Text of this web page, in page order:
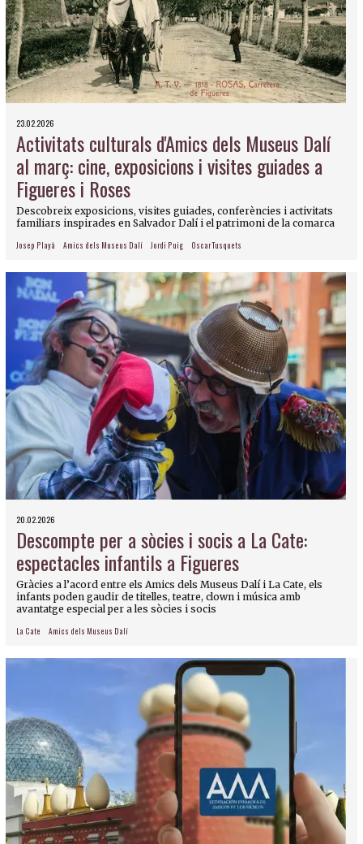
23.02.2026
Activitats culturals d'Amics dels Museus Dalí
al març: cine, exposicions i visites guiades a
Figueres i Roses
Descobreix exposicions, visites guiades, conferències i activitats
familiars inspirades en Salvador Dalí i el patrimoni de la comarca
Josep Playà Amics dels Museus Dalí Jordi Puig Oscar Tusquets
20.02.2026
Descompte per a sòcies i socis a La Cate:
espectacles infantils a Figueres
Gràcies a l’acord entre els Amics dels Museus Dalí i La Cate, els
infants poden gaudir de titelles, teatre, clown i música amb
avantatge especial per a les sòcies i socis
La Cate Amics dels Museus Dalí